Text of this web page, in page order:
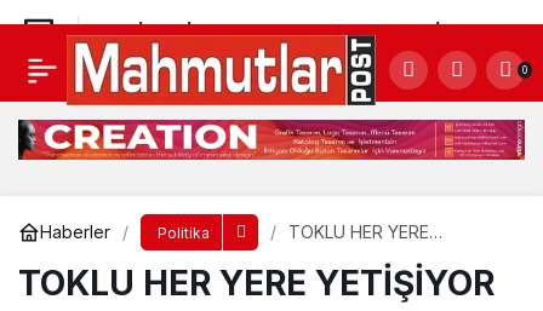
0
Haberler Politika
TOKLU HER YERE
TOKLU HER YERE YETİŞİYOR
YENİ VEKİLDEN BAŞKAN ERDEM’E ZİYARET
Yorum Yap Paylaş